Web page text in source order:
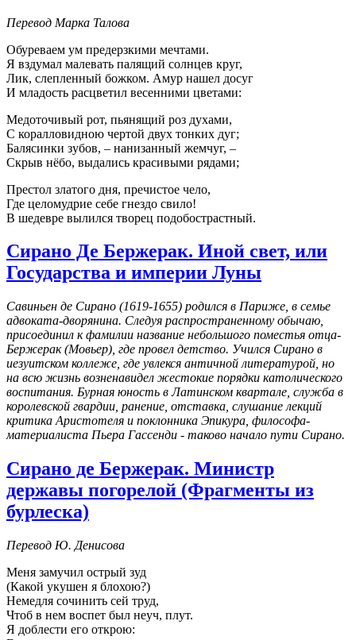
Перевод Марка Талова
Обуреваем ум предерзкими мечтами.
Я вздумал малевать палящий солнцев круг,
Лик, слепленный божком. Амур нашел досуг
И младость расцветил весенними цветами:
Медоточивый рот, пьянящий роз духами,
С коралловидною чертой двух тонких дуг;
Балясинки зубов, – нанизанный жемчуг, –
Скрыв нёбо, выдались красивыми рядами;
Престол златого дня, пречистое чело,
Где целомудрие себе гнездо свило!
В шедевре вылился творец подобострастный.
Сирано Де Бержерак. Иной свет, или
Государства и империи Луны
Савиньен де Сирано (1619-1655) родился в Париже, в семье
адвоката-дворянина. Следуя распространенному обычаю,
присоединил к фамилии название небольшого поместья отца-
Бержерак (Мовьер), где провел детство. Учился Сирано в
иезуитском коллеже, где увлекся античной литературой, но
на всю жизнь возненавидел жестокие порядки католического
воспитания. Бурная юность в Латинском квартале, служба в
королевской гвардии, ранение, отставка, слушание лекций
критика Аристотеля и поклонника Эпикура, философа-
материалиста Пьера Гассенди - таково начало пути Сирано.
Сирано де Бержерак. Министр
державы погорелой (Фрагменты из
бурлеска)
Перевод Ю. Денисова
Меня замучил острый зуд
(Какой укушен я блохою?)
Немедля сочинить сей труд,
Чтоб в нем воспет был неуч, плут.
Я доблести его открою: